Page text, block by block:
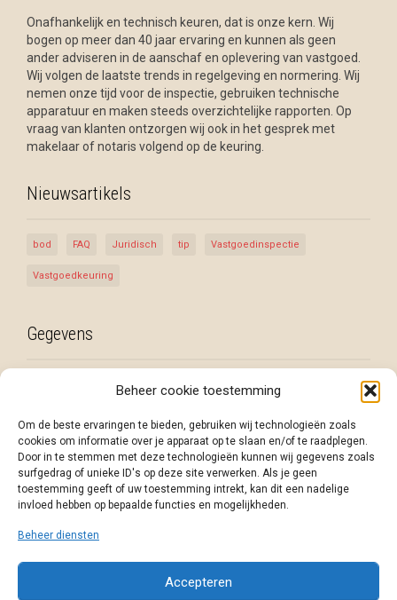
Beheer cookie toestemming
Om de beste ervaringen te bieden, gebruiken wij technologieën zoals
cookies om informatie over je apparaat op te slaan en/of te raadplegen.
Door in te stemmen met deze technologieën kunnen wij gegevens zoals
surfgedrag of unieke ID's op deze site verwerken. Als je geen
toestemming geeft of uw toestemming intrekt, kan dit een nadelige
invloed hebben op bepaalde functies en mogelijkheden.
Beheer diensten
Accepteren
Onafhankelijk en technisch keuren, dat is onze kern. Wij
bogen op meer dan 40 jaar ervaring en kunnen als geen
ander adviseren in de aanschaf en oplevering van vastgoed.
Wij volgen de laatste trends in regelgeving en normering. Wij
nemen onze tijd voor de inspectie, gebruiken technische
apparatuur en maken steeds overzichtelijke rapporten. Op
vraag van klanten ontzorgen wij ook in het gesprek met
makelaar of notaris volgend op de keuring.
Nieuwsartikels
bod FAQ Juridisch tip Vastgoedinspectie
Vastgoedkeuring
Gegevens
info@habit-assist.be
M: +32 (0)475 43 80 40
BTW: BE 0798.676.818
Neem contact met ons op
Facebook
Instagram